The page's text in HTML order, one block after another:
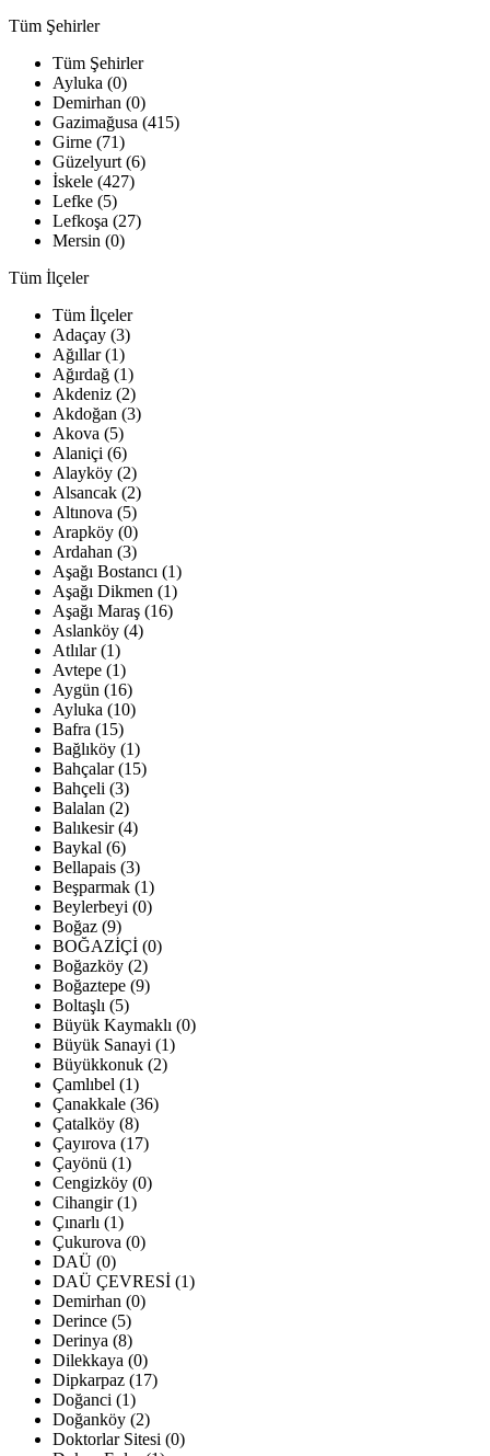
Tüm Şehirler
Tüm Şehirler
Ayluka (0)
Demirhan (0)
Gazimağusa (415)
Girne (71)
Güzelyurt (6)
İskele (427)
Lefke (5)
Lefkoşa (27)
Mersin (0)
Tüm İlçeler
Tüm İlçeler
Adaçay (3)
Ağıllar (1)
Ağırdağ (1)
Akdeniz (2)
Akdoğan (3)
Akova (5)
Alaniçi (6)
Alayköy (2)
Alsancak (2)
Altınova (5)
Arapköy (0)
Ardahan (3)
Aşağı Bostancı (1)
Aşağı Dikmen (1)
Aşağı Maraş (16)
Aslanköy (4)
Atlılar (1)
Avtepe (1)
Aygün (16)
Ayluka (10)
Bafra (15)
Bağlıköy (1)
Bahçalar (15)
Bahçeli (3)
Balalan (2)
Balıkesir (4)
Baykal (6)
Bellapais (3)
Beşparmak (1)
Beylerbeyi (0)
Boğaz (9)
BOĞAZİÇİ (0)
Boğazköy (2)
Boğaztepe (9)
Boltaşlı (5)
Büyük Kaymaklı (0)
Büyük Sanayi (1)
Büyükkonuk (2)
Çamlıbel (1)
Çanakkale (36)
Çatalköy (8)
Çayırova (17)
Çayönü (1)
Cengizköy (0)
Cihangir (1)
Çınarlı (1)
Çukurova (0)
DAÜ (0)
DAÜ ÇEVRESİ (1)
Demirhan (0)
Derince (5)
Derinya (8)
Dilekkaya (0)
Dipkarpaz (17)
Doğanci (1)
Doğanköy (2)
Doktorlar Sitesi (0)